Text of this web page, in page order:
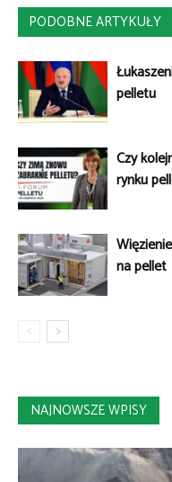
PODOBNE ARTYKUŁY
pelletu
Czy
rynku
na pellet
NAJNOWSZE WPISY